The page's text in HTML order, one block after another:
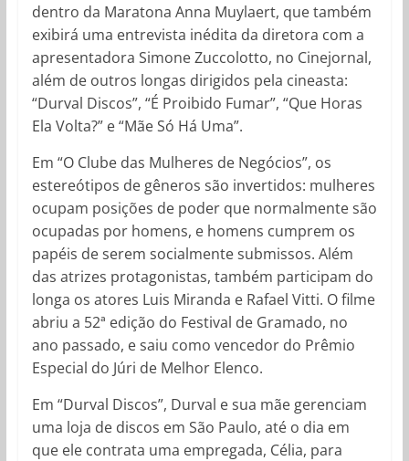
dentro da Maratona Anna Muylaert, que também
exibirá uma entrevista inédita da diretora com a
apresentadora Simone Zuccolotto, no Cinejornal,
além de outros longas dirigidos pela cineasta:
“Durval Discos”, “É Proibido Fumar”, “Que Horas
Ela Volta?” e “Mãe Só Há Uma”.
Em “O Clube das Mulheres de Negócios”, os
estereótipos de gêneros são invertidos: mulheres
ocupam posições de poder que normalmente são
ocupadas por homens, e homens cumprem os
papéis de serem socialmente submissos. Além
das atrizes protagonistas, também participam do
longa os atores Luis Miranda e Rafael Vitti. O filme
abriu a 52ª edição do Festival de Gramado, no
ano passado, e saiu como vencedor do Prêmio
Especial do Júri de Melhor Elenco.
Em “Durval Discos”, Durval e sua mãe gerenciam
uma loja de discos em São Paulo, até o dia em
que ele contrata uma empregada, Célia, para